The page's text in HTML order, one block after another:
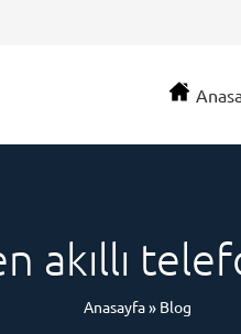
akıllı
Anasayfa» Blog